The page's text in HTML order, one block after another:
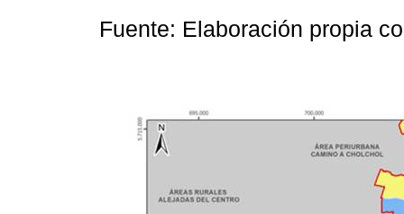
Fuente: Elaboración propia